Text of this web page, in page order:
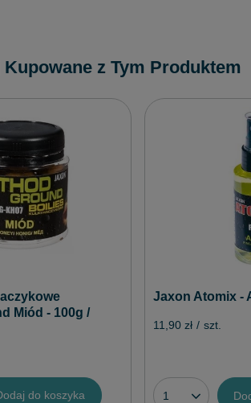
z Tym Produktem
Miód - 100g /
do koszyka
Jaxon Atomix -
11,90 zł / szt.